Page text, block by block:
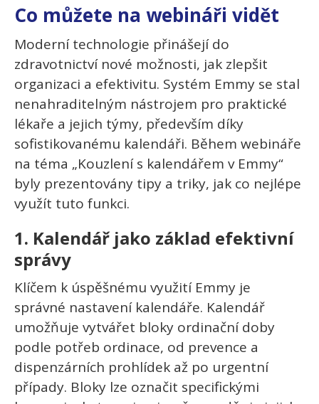
Co můžete na webináři vidět
Moderní technologie přinášejí do
zdravotnictví nové možnosti, jak zlepšit
organizaci a efektivitu. Systém Emmy se stal
nenahraditelným nástrojem pro praktické
lékaře a jejich týmy, především díky
sofistikovanému kalendáři. Během webináře
na téma „Kouzlení s kalendářem v Emmy“
byly prezentovány tipy a triky, jak co nejlépe
využít tuto funkci.
1. Kalendář jako základ efektivní
správy
Klíčem k úspěšnému využití Emmy je
správné nastavení kalendáře. Kalendář
umožňuje vytvářet bloky ordinační doby
podle potřeb ordinace, od prevence a
dispenzárních prohlídek až po urgentní
případy. Bloky lze označit specifickými